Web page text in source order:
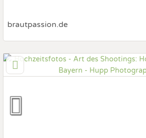
brautpassion.de
97816 Lohr a. Main, Bayern,
Art des Shootings:
Prewedding
Fotobox mit Zubehör